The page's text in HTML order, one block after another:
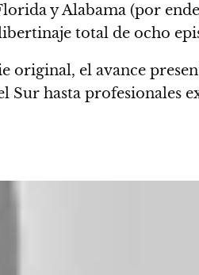
y Alabama (por
total de ocho
original, el avance
Sur hasta profesionales